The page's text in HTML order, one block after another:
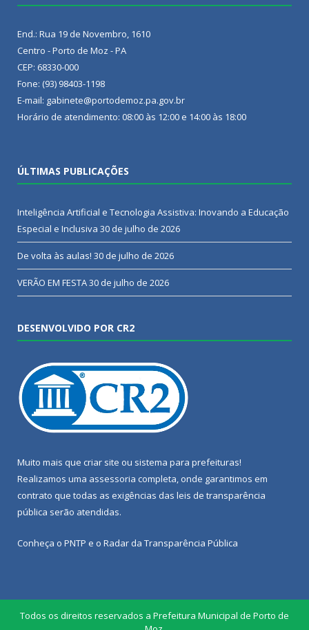
End.: Rua 19 de Novembro, 1610
Centro - Porto de Moz - PA
CEP: 68330-000
Fone: (93) 98403-1198
E-mail: gabinete@portodemoz.pa.gov.br
Horário de atendimento: 08:00 às 12:00 e 14:00 às 18:00
ÚLTIMAS PUBLICAÇÕES
Inteligência Artificial e Tecnologia Assistiva: Inovando a Educação
Especial e Inclusiva 30 de julho de 2026
De volta às aulas! 30 de julho de 2026
VERÃO EM FESTA30 de julho de 2026
DESENVOLVIDO POR CR2
Muito mais que criar site ou sistema para prefeituras!
Realizamos uma assessoria completa, onde garantimos em
contrato que todas as exigências das leis de transparência
pública serão atendidas.
Conheça o PNTP e o Radar da Transparência Pública
Todos os direitos reservados a Prefeitura Municipal de Porto de